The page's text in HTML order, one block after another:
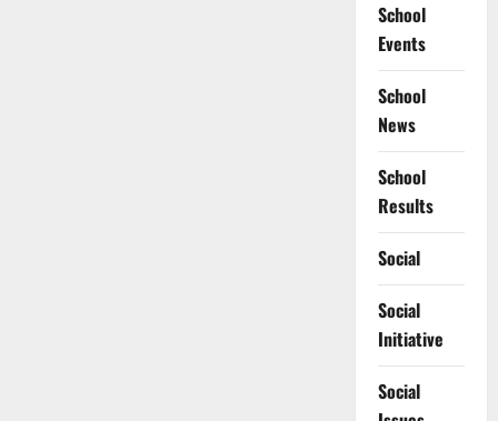
School
Events
School
News
School
Results
Social
Social
Initiative
Social